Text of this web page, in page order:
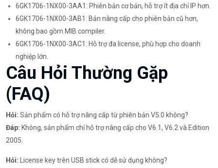
6GK1706-1NX00-3AA1: Phiên bản cơ bản, hỗ trợ ít địa chỉ IP hơn.
6GK1706-1NX00-3AB1: Bản nâng cấp cho phiên bản cũ hơn,
không bao gồm MIB compiler.
6GK1706-1NX00-3AC1: Hỗ trợ đa license, phù hợp cho doanh
nghiệp lớn.
Câu Hỏi Thường Gặp
(FAQ)
Hỏi: Sản phẩm có hỗ trợ nâng cấp từ phiên bản V5.0 không?
Đáp: Không, sản phẩm chỉ hỗ trợ nâng cấp cho V6.1, V6.2 và Edition
2005.
Hỏi: License key trên USB stick có dễ sử dụng không?